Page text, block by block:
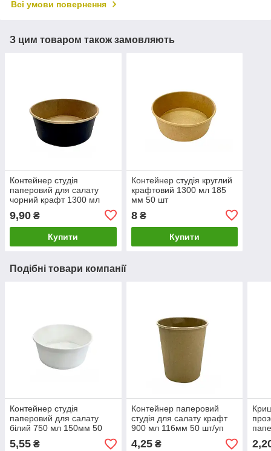
Всі умови повернення
З цим товаром також замовляють
Контейнер студія
паперовий для салату
чорний крафт 1300 мл
9,90 ₴
Купити
Контейнер студія круглий
крафтовий 1300 мл 185
мм 50 шт
8₴
Купити
Подібні товари компанії
Контейнер студія
паперовий для салату
білий 750 мл 150мм 50
шт/уп
5,55 ₴
Контейнер паперовий
студія для салату крафт
900 мл 116мм 50 шт/уп
4,25₴